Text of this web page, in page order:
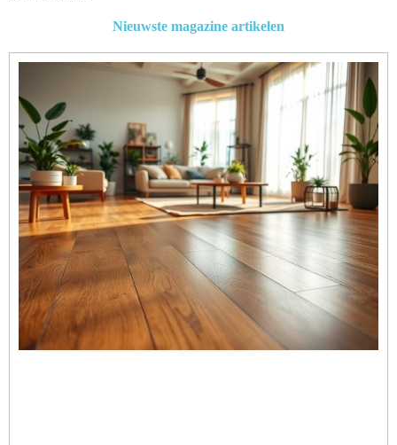
Nieuwste magazine artikelen